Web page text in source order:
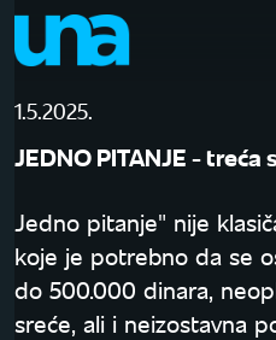
1.5.2025.
JEDNO PITANJE -
Jedno pitanje" nije
koje je potrebno da se
do 500.000 dinara,
sreće, ali i neizostavna